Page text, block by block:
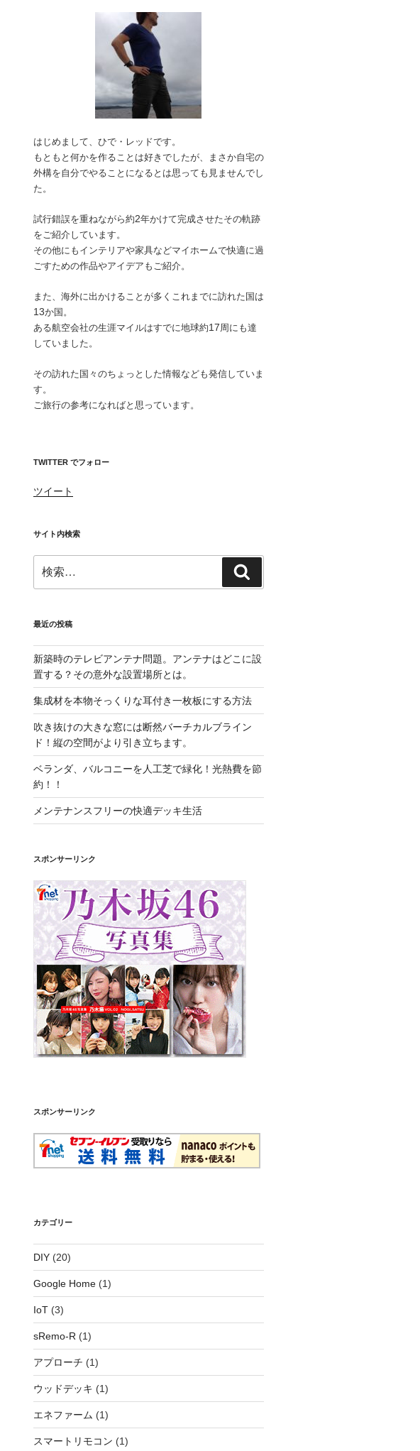
はじめまして、ひで・レッドです。
もともと何かを作ることは好きでしたが、
まさか自宅の
外構を自分でやることになるとは思っても見ませんでし
た。
試行錯誤を重ねながら約2年かけて完成させたその軌跡
をご紹介しています。
その他にもインテリアや家具などマイホームで快適に過
ごすための作品やアイデアもご紹介。
また、海外に出かけることが多くこれまでに訪れた国は
13か国。
ある航空会社の生涯マイルはすでに地球約17 周にも達
していました。
その訪れた国々のちょっとした情報なども発信していま
す。
ご旅行の参考になればと思っています。
TWITTER でフォロー
ツイート
サイト内検索
索:
索
最近の投稿
新築時のテレビアンテナ問題。アンテナはどこに設
置する？その意外な設置場所とは。
集成材を本物そっくりな耳付き一枚板にする方法
吹き抜けの大きな窓には断然バーチカルブライン
ド！縦の空間がより引き立ちます。
ベランダ、バルコニーを人工芝で緑化！光熱費を節
約！！
メンテナンスフリーの快適デッキ生活
スポンサーリンク
スポンサーリンク
カテゴリー
DIY(20)
Google Home(1)
IoT(3)
sRemo-R(1)
アプローチ (1)
ウッドデッキ (1)
エネファーム (1)
スマートリモコン (1)